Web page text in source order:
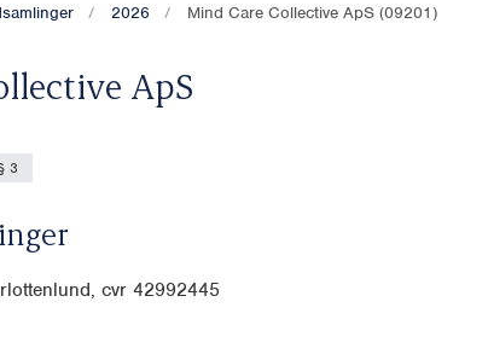
2026 Mind Care Collective ApS (09201)
ApS
3
cvr 42992445